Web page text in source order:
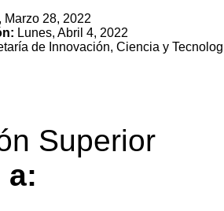
Marzo 28, 2022
Lunes, Abril 4, 2022
de Innovación, Ciencia y
Superior
a: